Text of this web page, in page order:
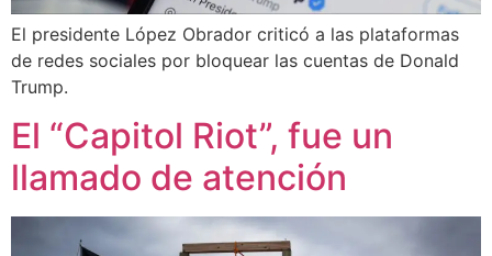
El presidente López Obrador criticó a las plataformas
de redes sociales por bloquear las cuentas de Donald
Trump.
El “Capitol Riot”, fue un
llamado de atención